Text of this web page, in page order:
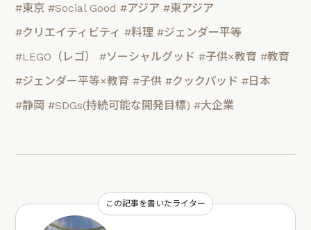
#東京 #Social Good #アジア #東アジア
#クリエイティビティ #料理 #ジェンダー平等
#LEGO（レゴ）
#ソーシャルグッド #子供×教育 #教育
#ジェンダー平等×教育 #子供 #クックパッド #日本
#静岡 #SDGs(持続可能な開発目標) #大企業
この記事を書いたライター